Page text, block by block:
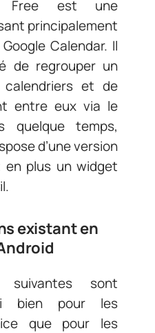
Free est une
principalement
Calendar. Il
de regrouper un
et de
entre eux via le
quelque temps,
d’une version
en plus un widget
existant en
suivantes sont
bien pour les
que pour les